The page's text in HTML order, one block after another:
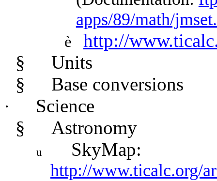
apps/89/math/
è
http://
§
Units
§
Base conversions
·
Science
§
Astronomy
u SkyMap:
http://www.ticalc.org/